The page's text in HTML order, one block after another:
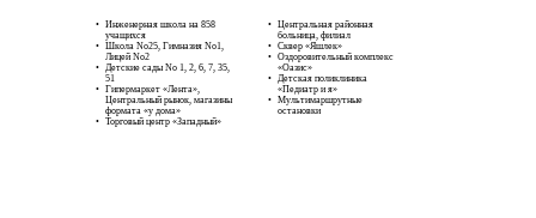
Инженерная школа на 858
учащихся
Школа No25, Гимназия No1,
Лицей No2
Детские сады No 1, 2, 6, 7, 35,
51
Гипермаркет «Лента»,
Центральный рынок, магазины
формата «у дома»
Торговый центр «Западный»
Центральная районная
больница, филиал
Сквер «Яшлек»
Оздоровительный комплекс
«Оазис»
Детская поликлиника
«Педиатр и я»
Мультимаршрутные
остановки